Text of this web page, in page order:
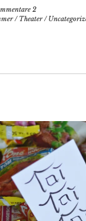
2
/ Theater/